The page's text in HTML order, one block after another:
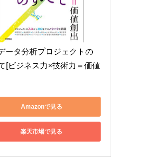
ータ分析プロジェクトの
[ビジネス力×技術力＝価値
Amazonで見る
楽天市場で見る